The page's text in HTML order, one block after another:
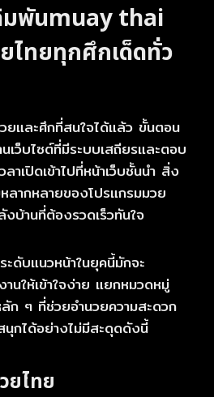
มพันmuay thai
ไทยทุกศึกเด็ดทั่ว
ยและศึกที่สนใจได้แล้ว ขั้นตอน
เว็บไซต์ที่มีระบบเสถียรและตอบ
าเปิดเข้าไปที่หน้าเว็บชั้นนำ สิ่ง
ากหลายของโปรแกรมมวย
งบ้านที่ต้องรวดเร็วทันใจ
ะดับแนวหน้าในยุคนี้มักจะ
นให้เข้าใจง่าย แยกหมวดหมู่
ก ๆ ที่ช่วยอำนวยความสะดวก
นุกได้อย่างไม่มีสะดุดดังนี้
ยไทย